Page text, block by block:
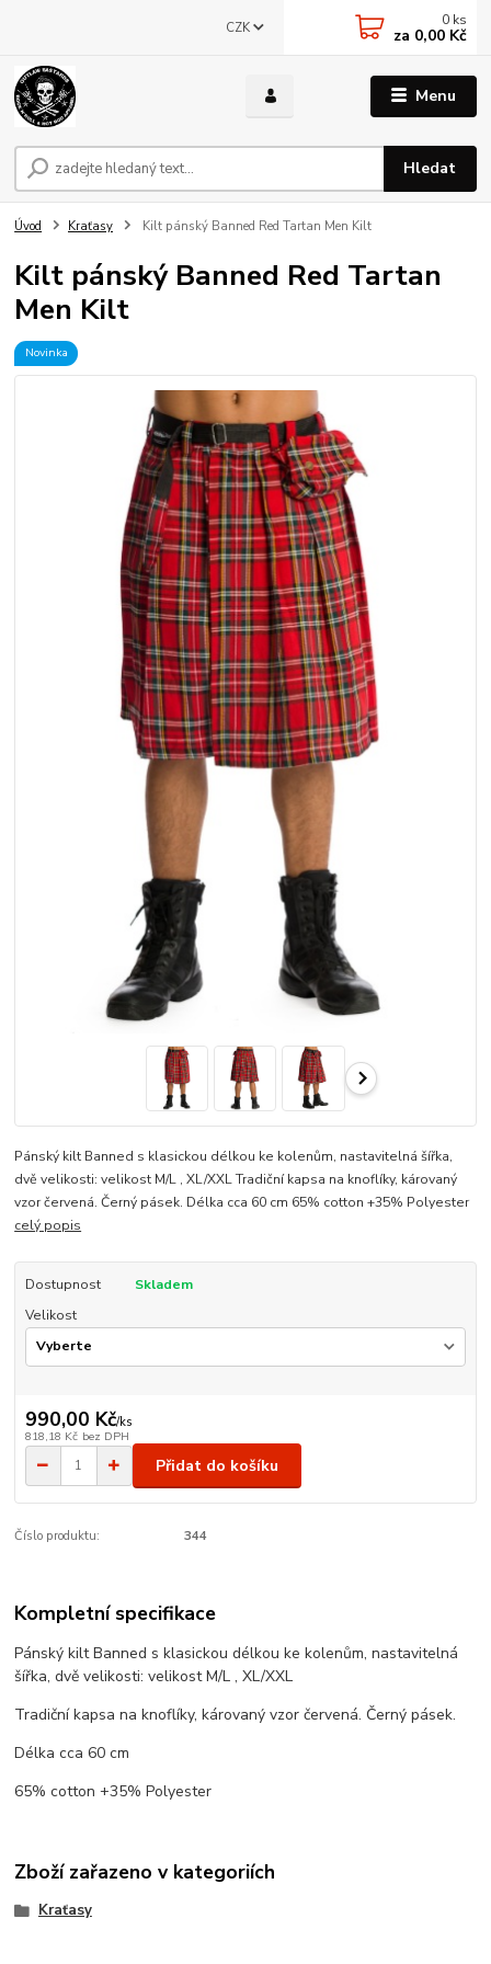
Menu
CZK
Hledat
0 ks
za 0,00 Kč
Úvod Kraťasy Kilt pánský Banned Red Tartan Men Kilt
Kilt pánský Banned Red Tartan
Men Kilt
Novinka
Pánský kilt Banned s klasickou délkou ke kolenům, nastavitelná šířka,
dvě velikosti: velikost M/L , XL/XXL Tradiční kapsa na knoflíky, károvaný
vzor červená. Černý pásek. Délka cca 60 cm 65% cotton +35% Polyester
celý popis
Dostupnost
Skladem
Velikost
990,00 Kč/ks
818,18 Kč bez DPH
Přidat do košíku
Číslo produktu: 344
Kompletní specifikace
Pánský kilt Banned s klasickou délkou ke kolenům, nastavitelná
šířka, dvě velikosti: velikost M/L , XL/XXL
Tradiční kapsa na knoflíky, károvaný vzor červená. Černý pásek.
Délka cca 60 cm
65% cotton +35% Polyester
Zboží zařazeno v kategoriích
Kraťasy